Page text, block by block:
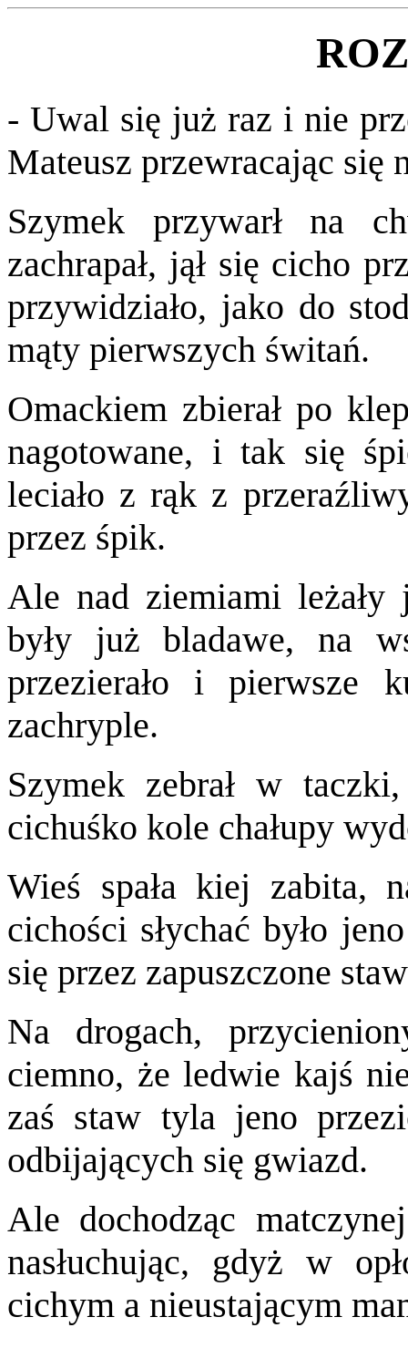
- Uwal się już raz i nie
Mateusz przewracając się
Szymek przywarł na
zachrapał, jął się cicho
przywidziało, jako do
mąty pierwszych świtań.
Omackiem zbierał po
nagotowane, i tak się
leciało z rąk z
przez śpik.
Ale nad ziemiami leżały
były już bladawe, na
przezierało i pierwsze
zachryple.
Szymek zebrał w
cichuśko kole chałupy
Wieś spała kiej zabita,
cichości słychać było
się przez zapuszczone
Na drogach,
ciemno, że ledwie kajś
zaś staw tyla jeno
odbijających się gwiazd.
Ale dochodząc
nasłuchując, gdyż w
cichym a nieustającym